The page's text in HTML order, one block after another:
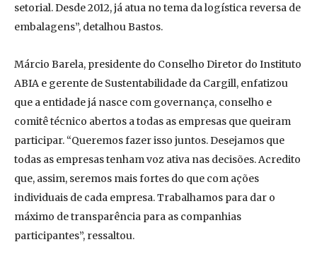
setorial. Desde 2012, já atua no tema da logística reversa de
embalagens”, detalhou Bastos.
Márcio Barela, presidente do Conselho Diretor do Instituto
ABIA e gerente de Sustentabilidade da Cargill, enfatizou
que a entidade já nasce com governança, conselho e
comitê técnico abertos a todas as empresas que queiram
participar. “Queremos fazer isso juntos. Desejamos que
todas as empresas tenham voz ativa nas decisões. Acredito
que, assim, seremos mais fortes do que com ações
individuais de cada empresa. Trabalhamos para dar o
máximo de transparência para as companhias
participantes”, ressaltou.